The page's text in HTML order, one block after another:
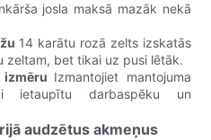
josla maksā mazāk nekā
14 karātu rozā zelts izskatās
zeltam, bet tikai uz pusi lētāk.
Izmantojiet mantojuma
ietaupītu darbaspēku un
audzētus akmeņus